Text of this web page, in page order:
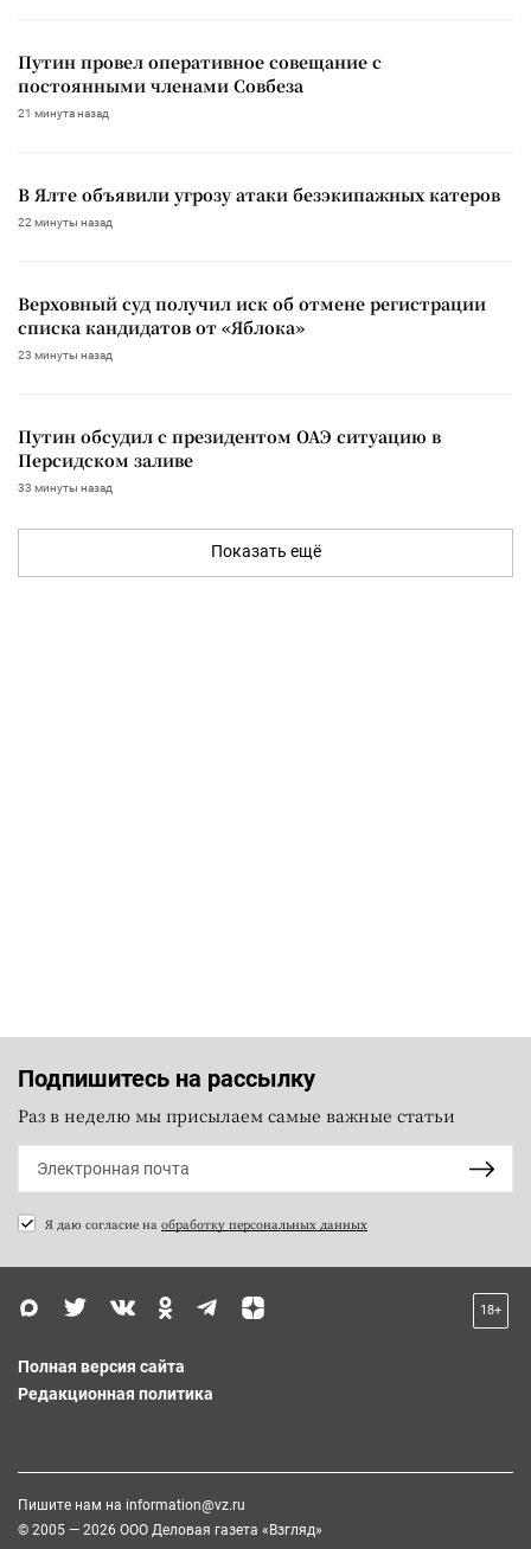
Путин провел оперативное совещание с
постоянными членами Совбеза
21 минута назад
В Ялте объявили угрозу атаки безэкипажных катеров
22 минуты назад
Верховный суд получил иск об отмене регистрации
списка кандидатов от «Яблока»
23 минуты назад
Путин обсудил с президентом ОАЭ ситуацию в
Персидском заливе
33 минуты назад
Показать ещё
Подпишитесь на рассылку
Раз в неделю мы присылаем самые важные статьи
Я даю согласие на обработку персональных данных
18+
Полная версия сайта
Редакционная политика
Пишите нам на information@vz.ru
© 2005 — 2026 ООО Деловая газета «Взгляд»